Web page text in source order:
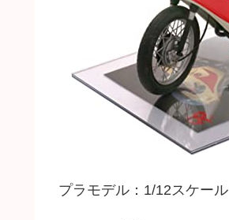
プラモデル：1/12スケール